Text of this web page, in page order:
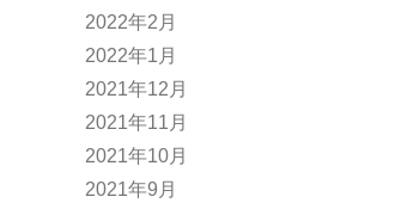
2022年2月
2022年1月
2021年12月
2021年11月
2021年10月
2021年9月